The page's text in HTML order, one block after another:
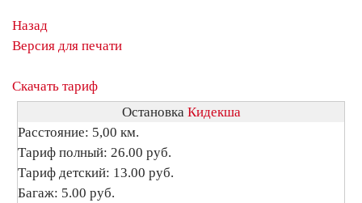
Назад
Версия для печати
Скачать тариф
Остановка Кидекша
Расстояние: 5,00 км.
Тариф полный: 26.00 руб.
Тариф детский: 13.00 руб.
Багаж: 5.00 руб.